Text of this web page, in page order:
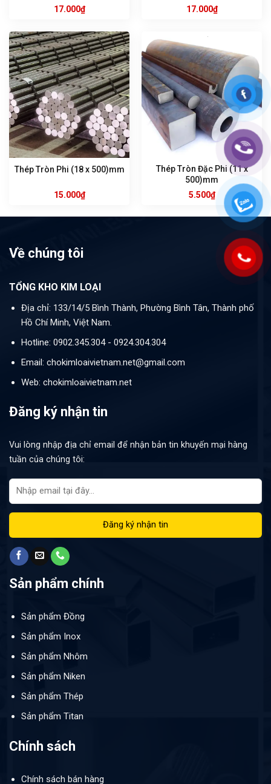
17.000₫ 17.000₫
Thép Tròn Phi (18 x 500)mm
15.000₫
Thép Tròn Đặc Phi (11 x
500)mm
5.500₫
Về chúng tôi
TỔNG KHO KIM LOẠI
Địa chỉ: 133/14/5 Bình Thành, Phường Bình Tân, Thành phố
Hồ Chí Minh, Việt Nam.
Hotline: 0902.345.304 - 0924.304.304
Email: chokimloaivietnam.net@gmail.com
Web: chokimloaivietnam.net
Đăng ký nhận tin
Vui lòng nhập địa chỉ email để nhận bản tin khuyến mại hàng
tuần của chúng tôi:
Sản phẩm chính
Sản phẩm Đồng
Sản phẩm Inox
Sản phẩm Nhôm
Sản phẩm Niken
Sản phẩm Thép
Sản phẩm Titan
Chính sách
Chính sách bán hàng